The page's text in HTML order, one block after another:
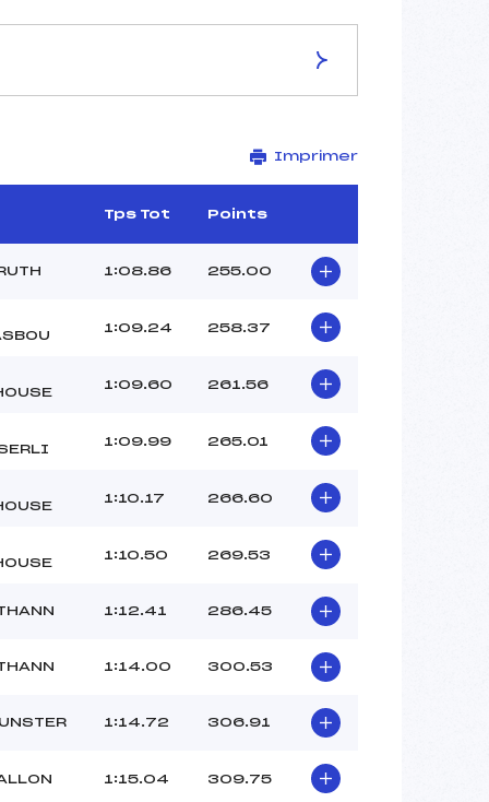
STADE DE SLALOM SERGE LANG
1200
2727/02/11
30
12h00
FRITSCHY THOMAS (MV)
:
-1
Imprimer
Tps Tot Points
1:08.86 255.00
1:09.24 258.37
1:09.60 261.56
1:09.99 265.01
1:10.17 266.60
1:10.50 269.53
1:12.41 286.45
1:14.00 300.53
1:14.72 306.91
1:15.04 309.75